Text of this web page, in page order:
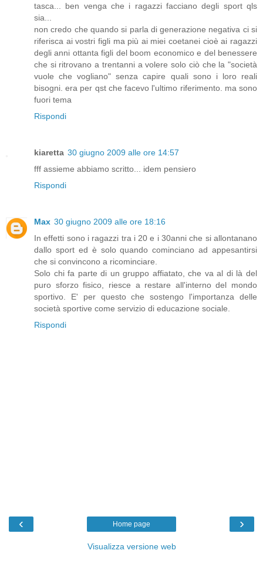
tasca... ben venga che i ragazzi facciano degli sport qls
sia...
non credo che quando si parla di generazione negativa ci si
riferisca ai vostri figli ma più ai miei coetanei cioè ai ragazzi
degli anni ottanta figli del boom economico e del benessere
che si ritrovano a trentanni a volere solo ciò che la "società
vuole che vogliano" senza capire quali sono i loro reali
bisogni. era per qst che facevo l'ultimo riferimento. ma sono
fuori tema
Rispondi
kiaretta 30 giugno 2009 alle ore 14:57
fff assieme abbiamo scritto... idem pensiero
Rispondi
Max 30 giugno 2009 alle ore 18:16
In effetti sono i ragazzi tra i 20 e i 30anni che si allontanano
dallo sport ed è solo quando cominciano ad appesantirsi
che si convincono a ricominciare.
Solo chi fa parte di un gruppo affiatato, che va al di là del
puro sforzo fisico, riesce a restare all'interno del mondo
sportivo. E' per questo che sostengo l'importanza delle
società sportive come servizio di educazione sociale.
Rispondi
‹ ›
Home page
Visualizza versione web